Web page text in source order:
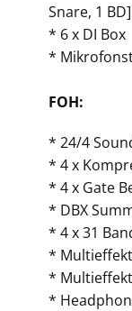
Snare, 1 BD]
* 6 x DI Box
*
FOH:
* 24/4
* 4 x
* 4 x Gate
* DBX
* 4 x 31
*
*
*